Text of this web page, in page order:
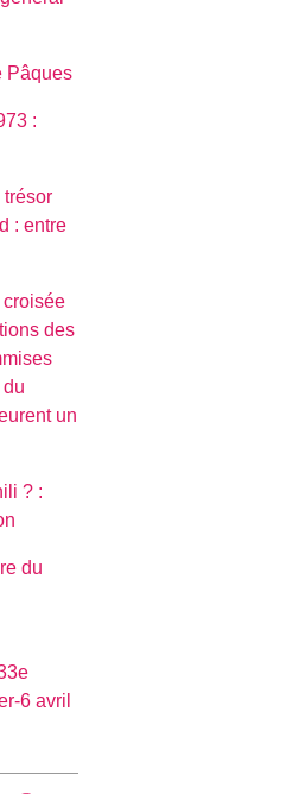
Pâques
:
trésor
: entre
des
un
? :
du
6 avril